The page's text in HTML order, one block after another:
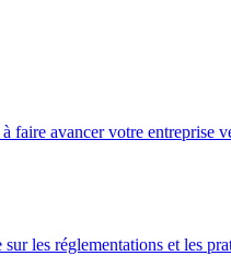
faire avancer votre entreprise
les réglementations et les